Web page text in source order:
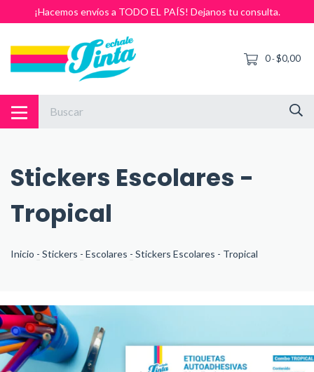
¡Hacemos envíos a TODO EL PAÍS! Dejanos tu consulta.
0-$0,00
Stickers Escolares -
Tropical
Inicio - Stickers - Escolares - Stickers Escolares - Tropical